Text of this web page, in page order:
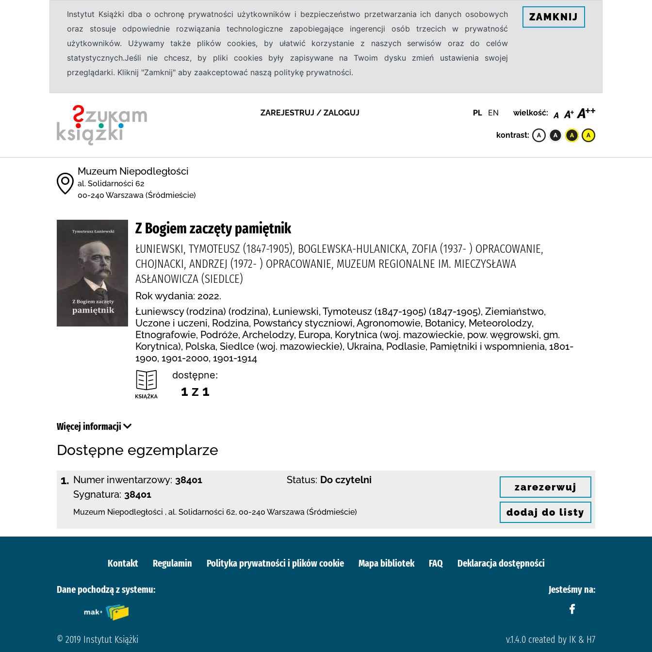
Instytut Książki dba o ochronę prywatności użytkowników i bezpieczeństwo przetwarzania ich danych osobowych
oraz stosuje odpowiednie rozwiązania technologiczne zapobiegające ingerencji osób trzecich w prywatność
użytkowników. Używamy także plików cookies, by ułatwić korzystanie z naszych serwisów oraz do celów
statystycznych.Jeśli nie chcesz, by pliki cookies były zapisywane na Twoim dysku zmień ustawienia swojej
przeglądarki. Kliknij "Zamknij" aby zaakceptować naszą politykę prywatności.
ZAMKNIJ
ZAREJESTRUJ / ZALOGUJ PL EN wielkość:
kontrast:
Muzeum Niepodległości
al. Solidarności 62
00-240 Warszawa (Śródmieście)
Z Bogiem zaczęty pamiętnik
ŁUNIEWSKI, TYMOTEUSZ (1847-1905), BOGLEWSKA-HULANICKA, ZOFIA (1937- ) OPRACOWANIE,
CHOJNACKI, ANDRZEJ (1972- ) OPRACOWANIE, MUZEUM REGIONALNE IM. MIECZYSŁAWA
ASŁANOWICZA (SIEDLCE)
Rok wydania: 2022.
Łuniewscy (rodzina) (rodzina), Łuniewski, Tymoteusz (1847-1905) (1847-1905), Ziemiaństwo,
Uczone i uczeni, Rodzina, Powstańcy styczniowi, Agronomowie, Botanicy, Meteorolodzy,
Etnografowie, Podróże, Archelodzy, Europa, Korytnica (woj. mazowieckie, pow. węgrowski, gm.
Korytnica), Polska, Siedlce (woj. mazowieckie), Ukraina, Podlasie, Pamiętniki i wspomnienia, 1801-
1900, 1901-2000, 1901-1914
dostępne:
1 z 1
Więcej informacji
Dostępne egzemplarze
1. Numer inwentarzowy: 38401
Sygnatura: 38401
Status: Do czytelni
Muzeum Niepodległości , al. Solidarności 62, 00-240 Warszawa (Śródmieście)
zarezerwuj
dodaj do listy
Kontakt Regulamin Polityka prywatności i plików cookie Mapa bibliotek FAQ Deklaracja dostępności
Dane pochodzą z systemu: Jesteśmy na:
© 2019 Instytut Książki v.1.4.0 created by IK & H7